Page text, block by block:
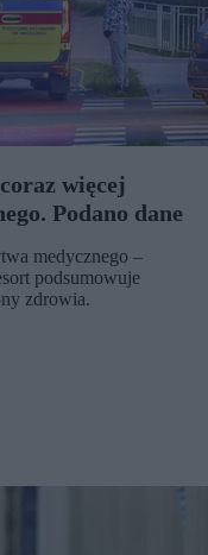
więcej
Podano dane
medycznego –
podsumowuje
zdrowia.